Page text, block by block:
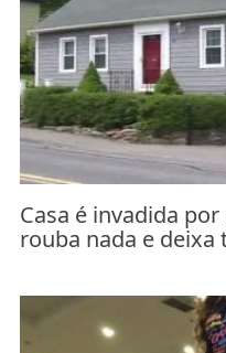
Casa é invadida
rouba nada e deixa